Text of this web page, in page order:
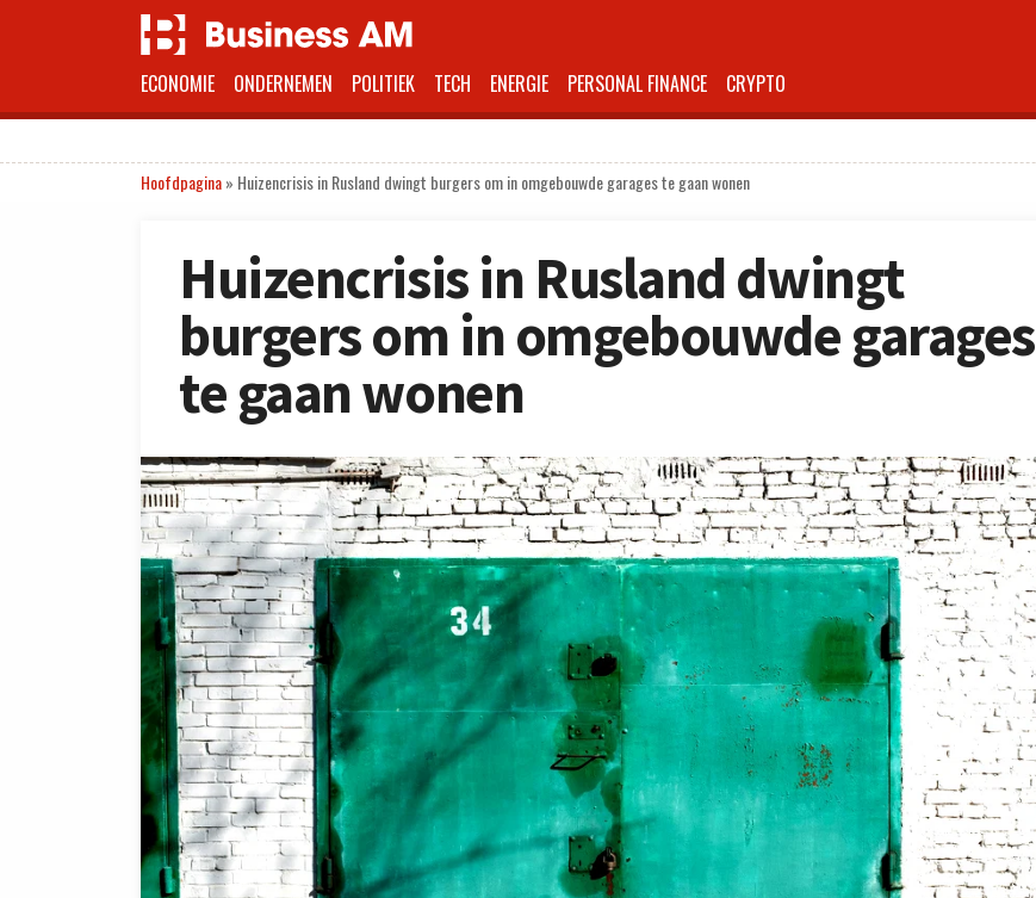
ECONOMIE ONDERNEMEN POLITIEK TECH ENERGIE PERSONAL FINANCE CRYPTO
Hoofdpagina» Huizencrisis in Rusland dwingt burgers om in omgebouwde garages te gaan wonen
Huizencrisis in Rusland dwingt
burgers om in omgebouwde garages
te gaan wonen